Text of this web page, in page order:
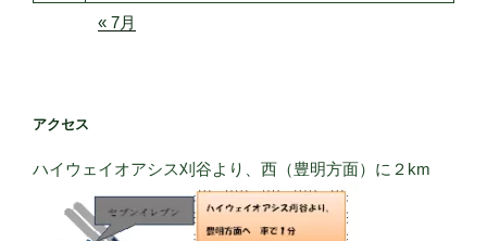
« 7月
アクセス
ハイウェイオアシス刈谷より、西（豊明方面）に２km